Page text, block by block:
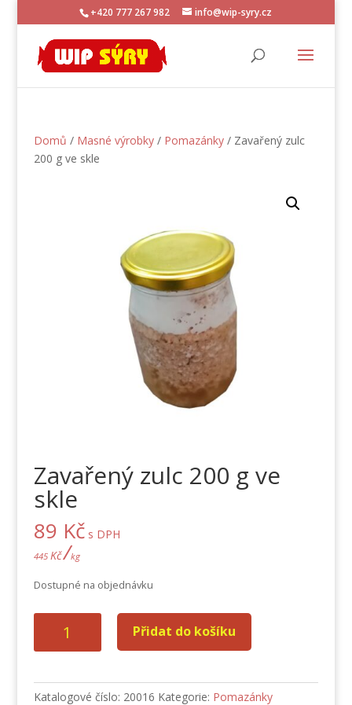
+420 777 267 982 info@wip-syry.cz
Domů / Masné výrobky/ Pomazánky/ Zavařený zulc
200 g ve skle
Zavařený zulc 200 g ve
skle
89 Kč s DPH
445 Kč/kg
Dostupné na objednávku
ve
Přidat do košíku
Katalogové číslo: 20016 Kategorie: Pomazánky